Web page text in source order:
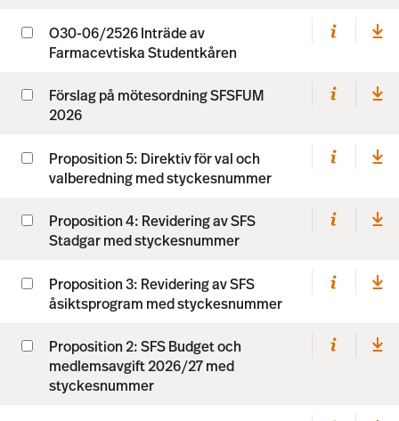
O30-06/2526 Inträde av
Farmacevtiska Studentkåren
Förslag på mötesordning SFSFUM
2026
Proposition 5: Direktiv för val och
valberedning med styckesnummer
Proposition 4: Revidering av SFS
Stadgar med styckesnummer
Proposition 3: Revidering av SFS
åsiktsprogram med styckesnummer
Proposition 2: SFS Budget och
medlemsavgift 2026/27 med
styckesnummer